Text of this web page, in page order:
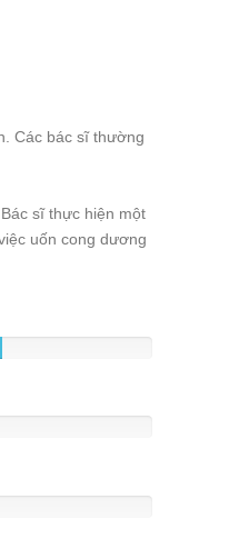
Các bác sĩ thường
sĩ thực hiện một
uốn cong dương